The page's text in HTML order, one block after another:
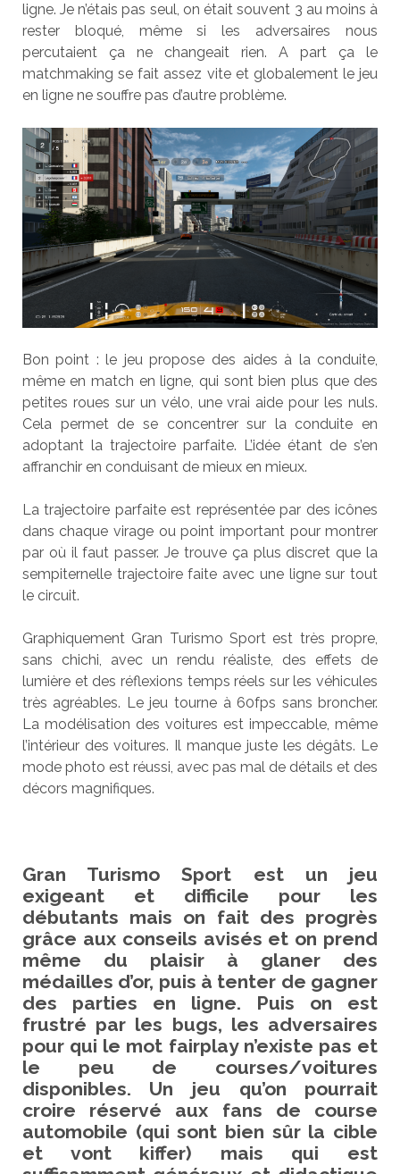
ligne. Je n’étais pas seul, on était souvent 3 au moins à
rester bloqué, même si les adversaires nous
percutaient ça ne changeait rien. A part ça le
matchmaking se fait assez vite et globalement le jeu
en ligne ne souffre pas d’autre problème.
Bon point : le jeu propose des aides à la conduite,
même en match en ligne, qui sont bien plus que des
petites roues sur un vélo, une vrai aide pour les nuls.
Cela permet de se concentrer sur la conduite en
adoptant la trajectoire parfaite. L’idée étant de s’en
affranchir en conduisant de mieux en mieux.
La trajectoire parfaite est représentée par des icônes
dans chaque virage ou point important pour montrer
par où il faut passer. Je trouve ça plus discret que la
sempiternelle trajectoire faite avec une ligne sur tout
le circuit.
Graphiquement Gran Turismo Sport est très propre,
sans chichi, avec un rendu réaliste, des effets de
lumière et des réflexions temps réels sur les véhicules
très agréables. Le jeu tourne à 60fps sans broncher.
La modélisation des voitures est impeccable, même
l’intérieur des voitures. Il manque juste les dégâts. Le
mode photo est réussi, avec pas mal de détails et des
décors magnifiques.
Gran Turismo Sport est un jeu
exigeant et difficile pour les
débutants mais on fait des progrès
grâce aux conseils avisés et on prend
même du plaisir à glaner des
médailles d’or, puis à tenter de gagner
des parties en ligne. Puis on est
frustré par les bugs, les adversaires
pour qui le mot fairplay n’existe pas et
le peu de courses/voitures
disponibles. Un jeu qu’on pourrait
croire réservé aux fans de course
automobile (qui sont bien sûr la cible
et vont kiffer) mais qui est